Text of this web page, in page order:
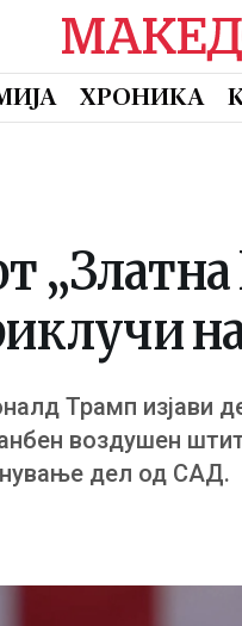
ХРОНИКА
Трамп изјави
воздушен
дел од САД.